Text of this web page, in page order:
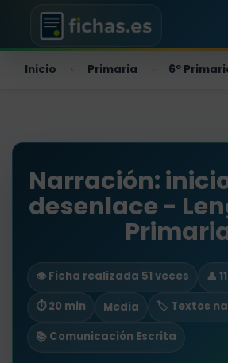
Inicio Primaria 6º
Narración:
desenlace -
👁️ Ficha realizada 51 veces
👤
⏱ 20 min
Media
🏷️ Textos
📚 Comunicación Escrita